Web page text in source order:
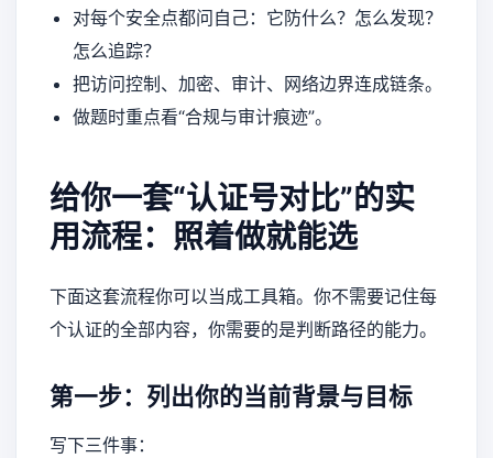
对每个安全点都问自己：它防什么？怎么发现？
怎么追踪？
把访问控制、加密、审计、网络边界连成链条。
做题时重点看“合规与审计痕迹”。
给你一套“认证号对比”的实
用流程：照着做就能选
下面这套流程你可以当成工具箱。你不需要记住每
个认证的全部内容，你需要的是判断路径的能力。
第一步：列出你的当前背景与目标
写下三件事：